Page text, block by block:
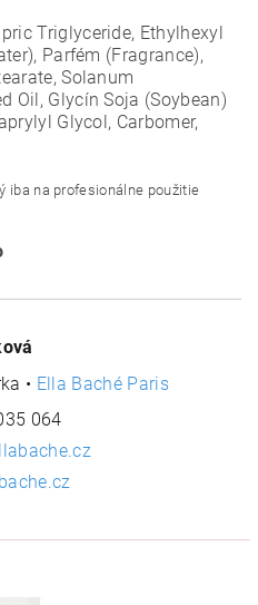
Triglyceride, Ethylhexyl
Parfém (Fragrance),
Solanum
Oil, Glycín Soja (Soybean)
Glycol, Carbomer,
iba na profesionálne použitie
• Ella Baché Paris
064